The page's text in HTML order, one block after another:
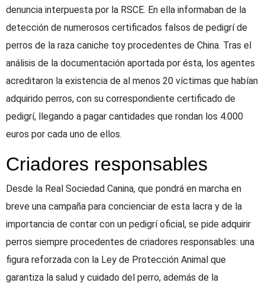
denuncia interpuesta por la RSCE. En ella informaban de la
detección de numerosos certificados falsos de pedigrí de
perros de la raza caniche toy procedentes de China. Tras el
análisis de la documentación aportada por ésta, los agentes
acreditaron la existencia de al menos 20 víctimas que habían
adquirido perros, con su correspondiente certificado de
pedigrí, llegando a pagar cantidades que rondan los 4.000
euros por cada uno de ellos.
Criadores responsables
Desde la Real Sociedad Canina, que pondrá en marcha en
breve una campaña para concienciar de esta lacra y de la
importancia de contar con un pedigrí oficial, se pide adquirir
perros siempre procedentes de criadores responsables: una
figura reforzada con la Ley de Protección Animal que
garantiza la salud y cuidado del perro, además de la